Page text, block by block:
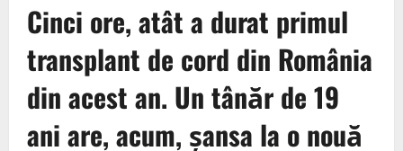
Cinci ore, atât a durat primul
transplant de cord din România
din acest an. Un tânăr de 19
ani are, acum, șansa la o nouă